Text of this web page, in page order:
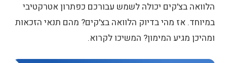
כיצד לבחור את ספק ההלוואה הנכון?
מדדים לבחירת ספק הלוואה בצ'קים
סימני אזהרה שכדאי להיזהר מהם
הלוואה בצ'קים יכולה לשמש עבורכם כפתרון אטרקטיבי
במיוחד. אז מהי בדיוק הלוואה בצ'קים? מהם תנאי הזכאות
ומהיכן מגיע המימון? המשיכו לקרוא.